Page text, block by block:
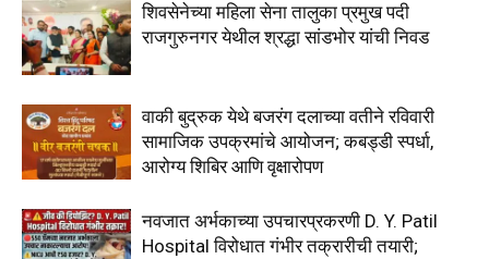
शिवसेनेच्या महिला सेना तालुका प्रमुख पदी
राजगुरुनगर येथील श्रद्धा सांडभोर यांची निवड
वाकी बुद्रुक येथे बजरंग दलाच्या वतीने रविवारी
सामाजिक उपक्रमांचे आयोजन; कबड्डी स्पर्धा,
आरोग्य शिबिर आणि वृक्षारोपण
नवजात अर्भकाच्या उपचारप्रकरणी D. Y. Patil
Hospital विरोधात गंभीर तक्रारीची तयारी;